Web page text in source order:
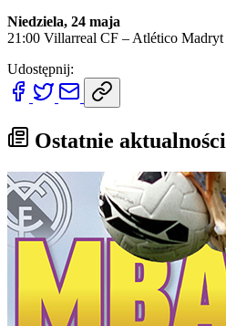
Niedziela, 24 maja
21:00 Villarreal CF – Atlético Madryt
Udostępnij:
Ostatnie aktualności